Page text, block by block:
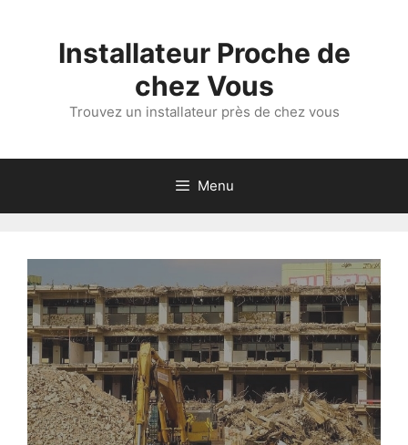
Installateur Proche de
chez Vous
Trouvez un installateur près de chez vous
Menu